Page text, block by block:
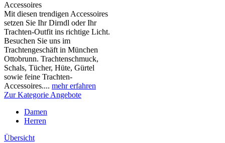
Accessoires
Mit diesen trendigen Accessoires
setzen Sie Ihr Dirndl oder Ihr
Trachten-Outfit ins richtige Licht.
Besuchen Sie uns im
Trachtengeschäft in München
Ottobrunn. Trachtenschmuck,
Schals, Tücher, Hüte, Gürtel
sowie feine Trachten-
Accessoires.... mehr erfahren
Zur Kategorie Angebote
Damen
Herren
Übersicht